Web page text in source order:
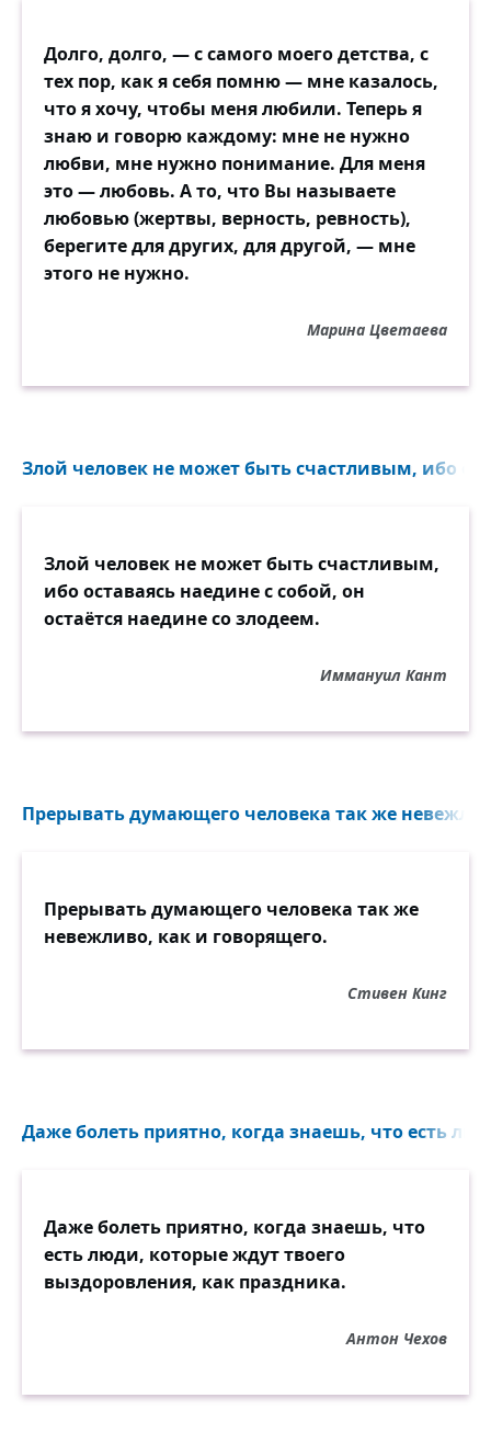
Долго, долго, — с самого моего детства, с
тех пор, как я себя помню — мне казалось,
что я хочу, чтобы меня любили. Теперь я
знаю и говорю каждому: мне не нужно
любви, мне нужно понимание. Для меня
это — любовь. А то, что Вы называете
любовью (жертвы, верность, ревность),
берегите для других, для другой, — мне
этого не нужно.
Марина Цветаева
Злой человек не может быть счастливым, ибо
Злой человек не может быть счастливым,
ибо оставаясь наедине с собой, он
остаётся наедине со злодеем.
Иммануил Кант
Прерывать думающего человека так же
Прерывать думающего человека так же
невежливо, как и говорящего.
Стивен Кинг
Даже болеть приятно, когда знаешь, что есть
Даже болеть приятно, когда знаешь, что
есть люди, которые ждут твоего
выздоровления, как праздника.
Антон Чехов